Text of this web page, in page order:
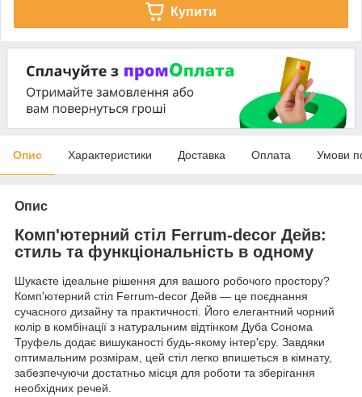
Купити
Опис Характеристики Доставка Оплата Умови
Опис
Комп'ютерний стіл Ferrum-decor Дейв:
стиль та функціональність в одному
Шукаєте ідеальне рішення для вашого робочого простору?
Комп'ютерний стіл Ferrum-decor Дейв — це поєднання
сучасного дизайну та практичності. Його елегантний чорний
колір в комбінації з натуральним відтінком Дуба Сонома
Труфель додає вишуканості будь-якому інтер'єру. Завдяки
оптимальним розмірам, цей стіл легко впишеться в кімнату,
забезпечуючи достатньо місця для роботи та зберігання
необхідних речей.